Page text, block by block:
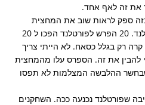
את זה לאף אחד.
ספק לראות שוב את המחצית
השניה במשחק 4 מול פורטלנד. 20 הפרש לפורטלנד הפכו ל 20
רק בגלל כסאח. לא הייתי צריך
להבין את זה. הספרס עלו מהמחצית
ההלבשה המצלמות לא תפסו
שפורטלנד נכנעה ככה. השחקנים